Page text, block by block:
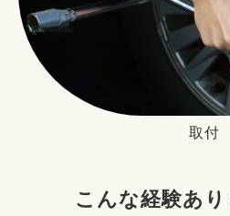
取付
こんな経験あ